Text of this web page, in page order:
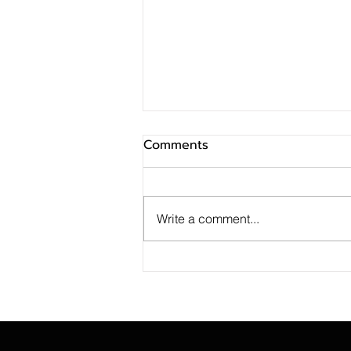
โปรโมชั่นงาน Thailand Smart
Comments
Write a comment...